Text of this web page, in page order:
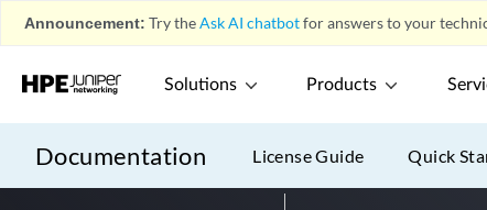
Announcement: Try theAsk AI chatbotfor answers to your
Solutions Products
Documentation License Guide Quick